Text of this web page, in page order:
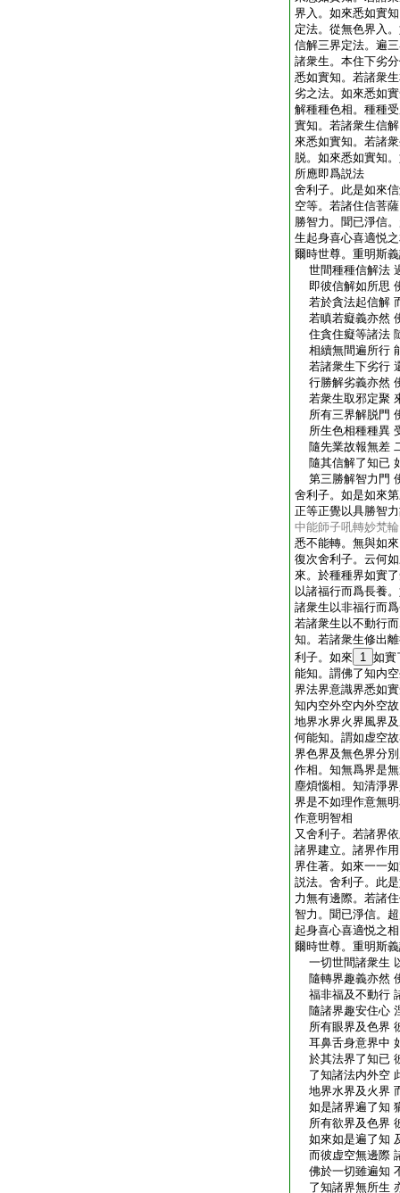
界入。如來悉如實
定法。從無色界入
信解三界定法。遍
諸衆生。本住下劣
悉如實知。若諸衆
劣之法。如來悉如
解種種色相。種種
實知。若諸衆生信
來悉如實知。若諸
脱。如來悉如實知
所應即爲説法
舍利子。此是如來
空等。若諸住信菩
勝智力。聞已淨信
生起身喜心喜適悦
爾時世尊。重明斯
世間種種信解法
即彼信解如所思
若於貪法起信解
若瞋若癡義亦然
住貪住癡等諸法
相續無間遍所行
若諸衆生下劣行
行勝解劣義亦然
若衆生取邪定聚
所有三界解脱門
所生色相種種異
隨先業故報無差
隨其信解了知已
第三勝解智力門
舍利子。如是如來
正等正覺以具勝智
中能師子吼轉妙梵
悉不能轉。無與如
復次舍利子。云何
來。於種種界如實
以諸福行而爲長養
諸衆生以非福行而
若諸衆生以不動行
知。若諸衆生修出
利子。如來
1 如實
能知。謂佛了知内
界法界意識界悉如
知内空外空内外空
地界水界火界風界
何能知。謂如虚空
界色界及無色界分
作相。知無爲界是
塵煩惱相。知清淨
界是不如理作意無
作意明智相
又舍利子。若諸界
諸界建立。諸界作
界住著。如來一一
説法。舍利子。此
力無有邊際。若諸
智力。聞已淨信。
起身喜心喜適悦之
爾時世尊。重明斯
一切世間諸衆生
隨轉界趣義亦然
福非福及不動行
隨諸界趣安住心
所有眼界及色界
耳鼻舌身意界中
於其法界了知已
了知諸法内外空
地界水界及火界
如是諸界遍了知
所有欲界及色界
如來如是遍了知
而彼虚空無邊際
佛於一切雖遍知
了知諸界無所生